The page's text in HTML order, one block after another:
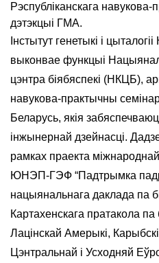
Рэспубліканскага
дэтэкцыі ГМА.
Інстытут генетыкі і
выконвае функцыі
цэнтра біябяспекі (НКЦБ),
навукова-практычны
Беларусь, якія
інжынернай дзейнасці.
рамках праекта
ЮНЭП-ГЭФ “Падтрымка
нацыянальнага даклада па
Картахенскага пратакола
Лацінскай Амерыкі,
Цэнтральнай і Усходняй